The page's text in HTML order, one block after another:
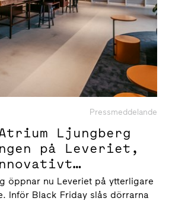
Pressmeddelande
Ljungberg
på Leveriet,
öppnar nu Leveriet på ytterligare
Inför Black Friday slås dörrarna